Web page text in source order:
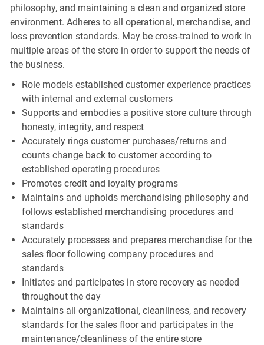
philosophy, and maintaining a clean and organized store
environment. Adheres to all operational, merchandise, and
loss prevention standards. May be cross-trained to work in
multiple areas of the store in order to support the needs of
the business.
Role models established customer experience practices
with internal and external customers
Supports and embodies a positive store culture through
honesty, integrity, and respect
Accurately rings customer purchases/returns and
counts change back to customer according to
established operating procedures
Promotes credit and loyalty programs
Maintains and upholds merchandising philosophy and
follows established merchandising procedures and
standards
Accurately processes and prepares merchandise for the
sales floor following company procedures and
standards
Initiates and participates in store recovery as needed
throughout the day
Maintains all organizational, cleanliness, and recovery
standards for the sales floor and participates in the
maintenance/cleanliness of the entire store